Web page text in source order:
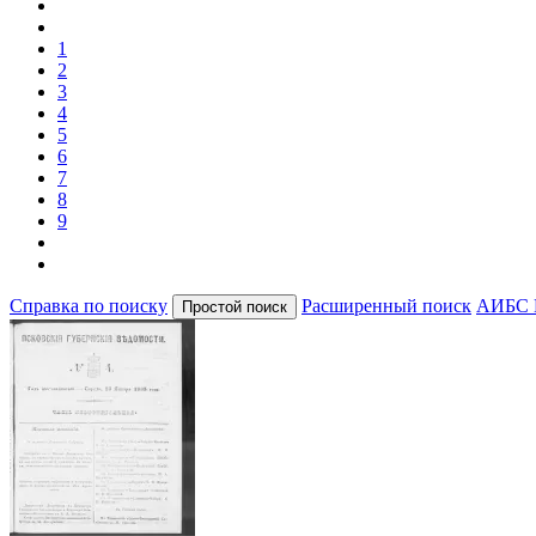
1
2
3
4
5
6
7
8
9
Справка по поиску Расширенный поиск АИБС